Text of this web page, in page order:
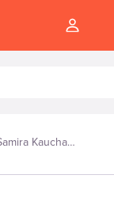
Samira Kauchakje